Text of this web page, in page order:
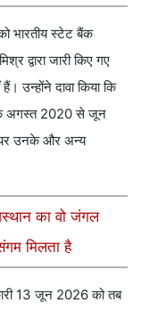
भारतीय स्टेट बैंक
द्वारा जारी किए गए
उन्होंने दावा किया कि
अगस्त 2020 से जून
पर उनके और अन्य
का वो जंगल
मिलता है
13 जून 2026 को तब